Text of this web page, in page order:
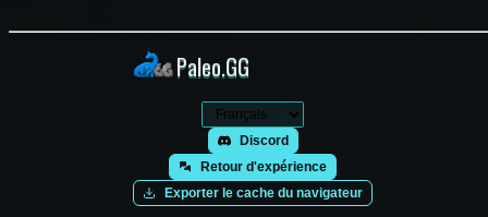
Paleo.GG
Discord
Retour d'expérience
Exporter le cache du navigateur